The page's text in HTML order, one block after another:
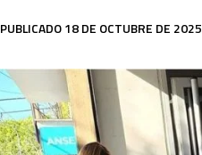
PUBLICADO 18 DE OCTUBRE DE 2025